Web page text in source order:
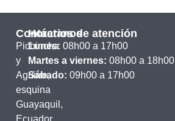
Contáctanos
Pichincha
y
Aguirre,
esquina
Guayaquil,
Ecuador
Horarios de atención
Lunes: 08h00 a 17h00
Martes a viernes: 08h00 a 18h00
Sábado: 09h00 a 17h00